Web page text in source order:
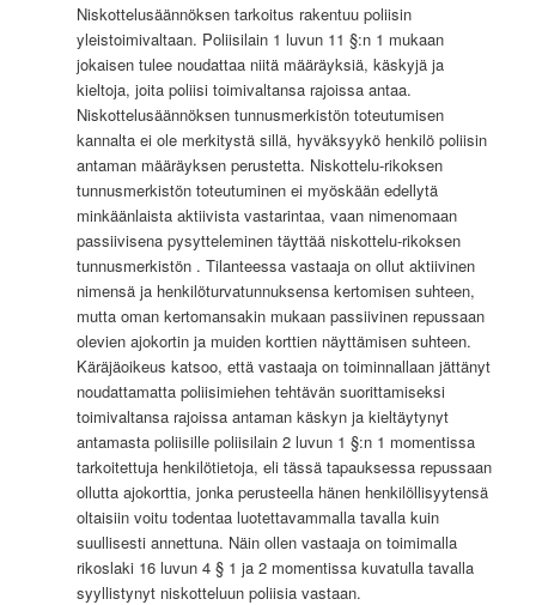
Niskottelusäännöksen tarkoitus rakentuu poliisin
yleistoimivaltaan. Poliisilain 1 luvun 11 §:n 1 mukaan
jokaisen tulee noudattaa niitä määräyksiä, käskyjä ja
kieltoja, joita poliisi toimivaltansa rajoissa antaa.
Niskottelusäännöksen tunnusmerkistön toteutumisen
kannalta ei ole merkitystä sillä, hyväksyykö henkilö poliisin
antaman määräyksen perustetta. Niskottelu-rikoksen
tunnusmerkistön toteutuminen ei myöskään edellytä
minkäänlaista aktiivista vastarintaa, vaan nimenomaan
passiivisena pysytteleminen täyttää niskottelu-rikoksen
tunnusmerkistön . Tilanteessa vastaaja on ollut aktiivinen
nimensä ja henkilöturvatunnuksensa kertomisen suhteen,
mutta oman kertomansakin mukaan passiivinen repussaan
olevien ajokortin ja muiden korttien näyttämisen suhteen.
Käräjäoikeus katsoo, että vastaaja on toiminnallaan jättänyt
noudattamatta poliisimiehen tehtävän suorittamiseksi
toimivaltansa rajoissa antaman käskyn ja kieltäytynyt
antamasta poliisille poliisilain 2 luvun 1 §:n 1 momentissa
tarkoitettuja henkilötietoja, eli tässä tapauksessa repussaan
ollutta ajokorttia, jonka perusteella hänen henkilöllisyytensä
oltaisiin voitu todentaa luotettavammalla tavalla kuin
suullisesti annettuna. Näin ollen vastaaja on toimimalla
rikoslaki 16 luvun 4 § 1 ja 2 momentissa kuvatulla tavalla
syyllistynyt niskotteluun poliisia vastaan.